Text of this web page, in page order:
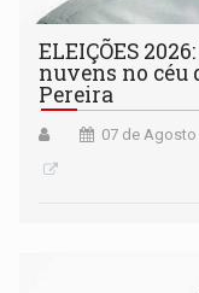
ELEIÇÕES
nuvens no céu
Pereira
07 de Agosto